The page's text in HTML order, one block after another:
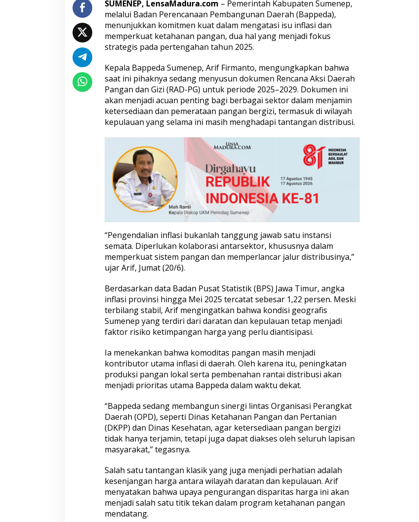
a
n
P
e
r
k
a
K
t
a
h
a
n
P
a
n
g
a
n
d
S
u
m
e
n
p
SUMENEP, LensaMadura.com – Pemerintah Kabupaten Sumenep,
melalui Badan Perencanaan Pembangunan Daerah (Bappeda),
menunjukkan komitmen kuat dalam mengatasi isu inflasi dan
memperkuat ketahanan pangan, dua hal yang menjadi fokus
strategis pada pertengahan tahun 2025.
Kepala Bappeda Sumenep, Arif Firmanto, mengungkapkan bahwa
saat ini pihaknya sedang menyusun dokumen Rencana Aksi Daerah
Pangan dan Gizi (RAD-PG) untuk periode 2025–2029. Dokumen ini
akan menjadi acuan penting bagi berbagai sektor dalam menjamin
ketersediaan dan pemerataan pangan bergizi, termasuk di wilayah
kepulauan yang selama ini masih menghadapi tantangan distribusi.
“Pengendalian inflasi bukanlah tanggung jawab satu instansi
semata. Diperlukan kolaborasi antarsektor, khususnya dalam
memperkuat sistem pangan dan memperlancar jalur distribusinya,”
ujar Arif, Jumat (20/6).
Berdasarkan data Badan Pusat Statistik (BPS) Jawa Timur, angka
inflasi provinsi hingga Mei 2025 tercatat sebesar 1,22 persen. Meski
terbilang stabil, Arif mengingatkan bahwa kondisi geografis
Sumenep yang terdiri dari daratan dan kepulauan tetap menjadi
faktor risiko ketimpangan harga yang perlu diantisipasi.
Ia menekankan bahwa komoditas pangan masih menjadi
kontributor utama inflasi di daerah. Oleh karena itu, peningkatan
produksi pangan lokal serta pembenahan rantai distribusi akan
menjadi prioritas utama Bappeda dalam waktu dekat.
“Bappeda sedang membangun sinergi lintas Organisasi Perangkat
Daerah (OPD), seperti Dinas Ketahanan Pangan dan Pertanian
(DKPP) dan Dinas Kesehatan, agar ketersediaan pangan bergizi
tidak hanya terjamin, tetapi juga dapat diakses oleh seluruh lapisan
masyarakat,” tegasnya.
Salah satu tantangan klasik yang juga menjadi perhatian adalah
kesenjangan harga antara wilayah daratan dan kepulauan. Arif
menyatakan bahwa upaya pengurangan disparitas harga ini akan
menjadi salah satu titik tekan dalam program ketahanan pangan
mendatang.